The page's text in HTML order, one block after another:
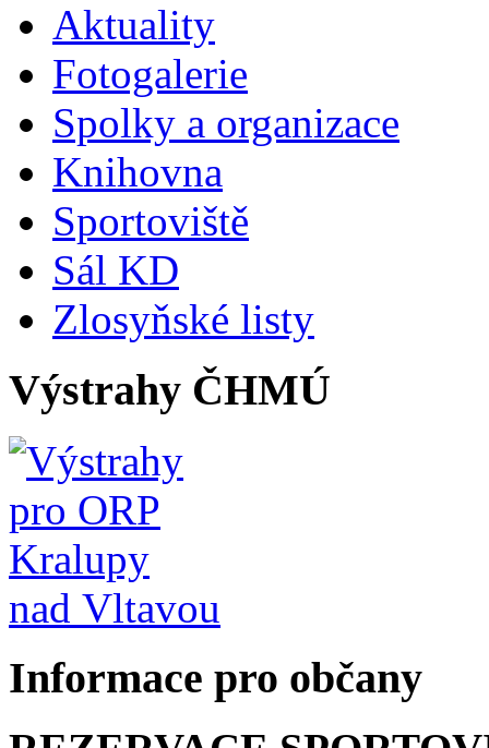
Aktuality
Fotogalerie
Spolky a organizace
Knihovna
Sportoviště
Sál KD
Zlosyňské listy
Výstrahy ČHMÚ
Informace pro občany